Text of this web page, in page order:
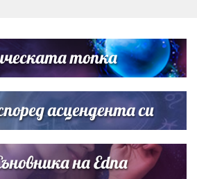
с песен
топка
асцендента си
на Edna